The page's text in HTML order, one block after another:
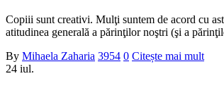
Copiii sunt creativi. Mulţi suntem de acord cu
atitudinea generală a părinţilor noştri (şi a
By Mihaela Zaharia 3954 0 Citește mai mult
24 iul.